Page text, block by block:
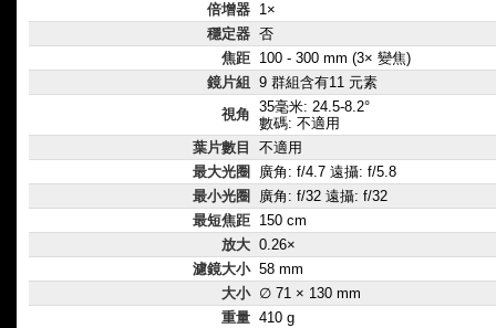
倍增器 1×
穩定器 否
焦距 100 - 300 mm (3× 變焦)
鏡片組
9 群組含有11 元素
視角 35毫米: 24.5-8.2°
數碼: 不適用
葉片數目
不適用
最大光圈
廣角: f/4.7 遠攝: f/5.8
最小光圈
廣角: f/32 遠攝: f/32
最短焦距 150 cm
放大 0.26×
濾鏡大小 58 mm
大小 ∅ 71 × 130 mm
重量 410 g